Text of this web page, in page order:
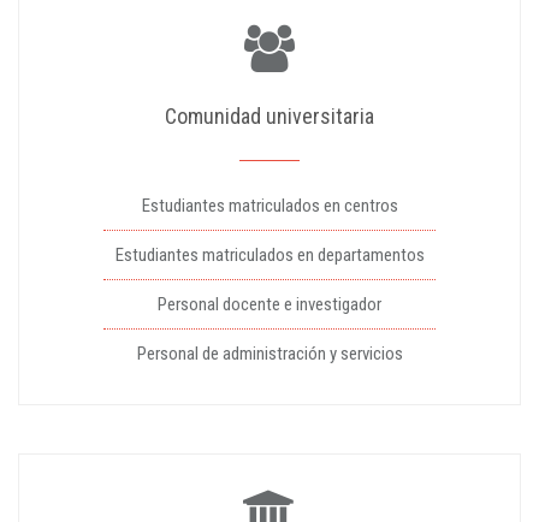
Comunidad universitaria
Estudiantes matriculados en centros
Estudiantes matriculados en departamentos
Personal docente e investigador
Personal de administración y servicios